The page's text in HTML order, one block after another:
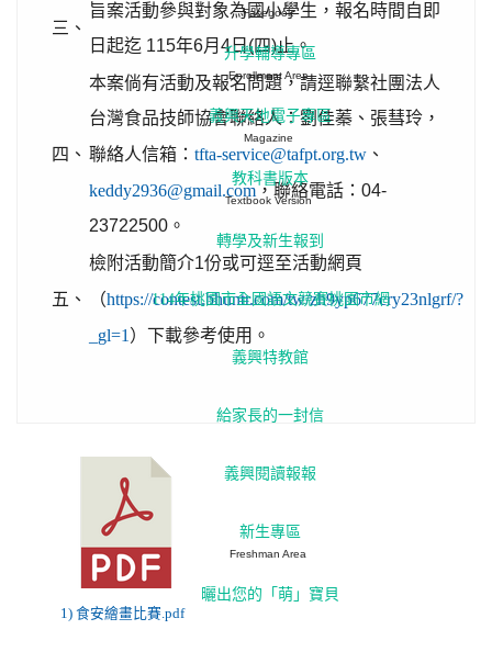
三、
旨案活動參與對象為國小學生，報名時間自即
日起迄 115年6月4日(四)止。
四、
本案倘有活動及報名問題，請逕聯繫社團法人
台灣食品技師協會聯絡人：劉佳蓁、張彗玲，
聯絡人信箱： tfta-service@tafpt.org.tw 、
keddy2936@gmail.com，聯絡電話：04-
23722500。
五、
檢附活動簡介1份或可逕至活動網頁
（https://contest.bhuntr.com/tw/zh9yp677cry23nlgrf/?
_gl=1 ）下載參考使用。
1) 食安繪畫比賽.pdf
Facebook
升學輔導專區
Enrollment Area
義興天地電子專區
Magazine
教科書版本
Textbook Version
轉學及新生報到
114年桃園市全國語文競賽桃園市網
義興特教館
給家長的一封信
義興閱讀報報
新生專區
Freshman Area
曬出您的「萌」寶貝